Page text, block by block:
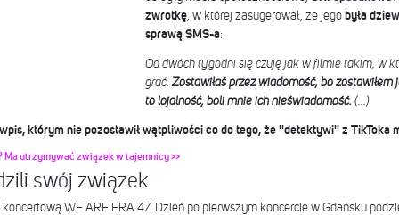
zwrotkę, w której zasugerował, że jegobyła
sprawą SMS-a:
Od dwóch tygodni się czuję jak w filmie takim, w
grać. Zostawiłaś przez wiadomość, bo
to lojalność, boli mnie ich nieświadomość. (...)
którym nie pozostawił wątpliwości co do tego, że ''detektywi'' z TikToka
Ma utrzymywać związek w tajemnicy >>
swój związek
WE ARE ERA 47. Dzień po pierwszym koncercie w Gdańsku